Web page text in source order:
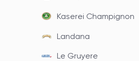
Kaserei Champignon
Landana
Le Gruyere